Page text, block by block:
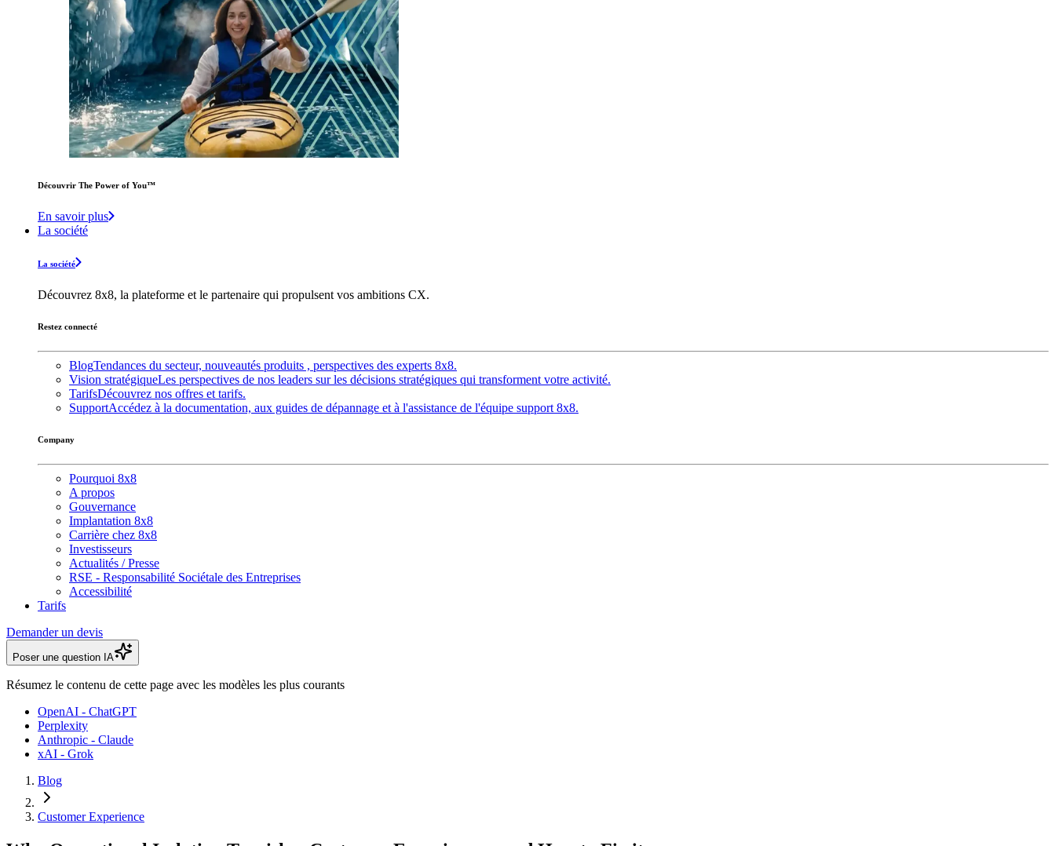
Découvrir The Power of You™️
En savoir plus
La société
La société
Découvrez 8x8, la plateforme et le partenaire qui propulsent vos ambitions CX.
Restez connecté
BlogTendances du secteur, nouveautés produits , perspectives des experts 8x8.
Vision stratégiqueLes perspectives de nos leaders sur les décisions stratégiques qui transforment votre activité.
TarifsDécouvrez nos offres et tarifs.
SupportAccédez à la documentation, aux guides de dépannage et à l'assistance de l'équipe support 8x8.
Company
Pourquoi 8x8
A propos
Gouvernance
Implantation 8x8
Carrière chez 8x8
Investisseurs
Actualités / Presse
RSE - Responsabilité Sociétale des Entreprises
Accessibilité
Tarifs
Demander un devis
Poser une question IA
Résumez le contenu de cette page avec les modèles les plus courants
OpenAI - ChatGPT
Perplexity
Anthropic - Claude
xAI - Grok
Blog
Customer Experience